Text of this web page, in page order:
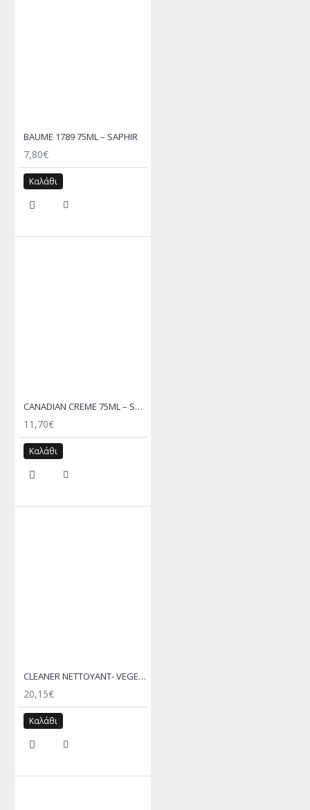
BAUME 1789 75ML – SAPHIR
7,80€
Καλάθι
CANADIAN CREME 75ML – SAPHIR
11,70€
Καλάθι
CLEANER NETTOYANT- VEGETAL ORIGIN – SAPHIR MEDAILLE D’OR
20,15€
Καλάθι